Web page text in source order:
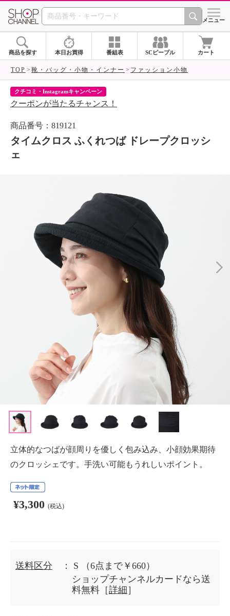
SHOP CHANNEL シメニュー
商品を探す 本日お買得 番組表 SCピープル カート
TOP 靴・バッグ・小物・インナー ファッション小物
クチコミ・Instagramキャンペーン
クーポンが当たるチャンス！
商品番号：819121
タイムクロス ふくれつば ドレープクロッシ
ェ
立体的なつばが顔周りを優しく包み込み、小顔効果期待
のクロッシェです。手洗い可能もうれしいポイント。
¥3,300 (税込)
送料区分 ： S
（6点まで￥660）
ショップチャンネルカードなら送
料無料［詳細 ］